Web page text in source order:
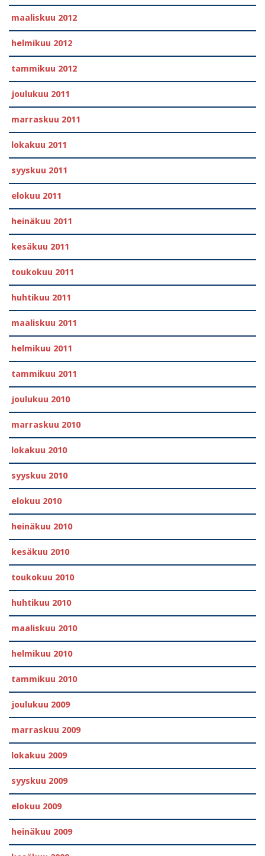
maaliskuu 2012
helmikuu 2012
tammikuu 2012
joulukuu 2011
marraskuu 2011
lokakuu 2011
syyskuu 2011
elokuu 2011
heinäkuu 2011
kesäkuu 2011
toukokuu 2011
huhtikuu 2011
maaliskuu 2011
helmikuu 2011
tammikuu 2011
joulukuu 2010
marraskuu 2010
lokakuu 2010
syyskuu 2010
elokuu 2010
heinäkuu 2010
kesäkuu 2010
toukokuu 2010
huhtikuu 2010
maaliskuu 2010
helmikuu 2010
tammikuu 2010
joulukuu 2009
marraskuu 2009
lokakuu 2009
syyskuu 2009
elokuu 2009
heinäkuu 2009